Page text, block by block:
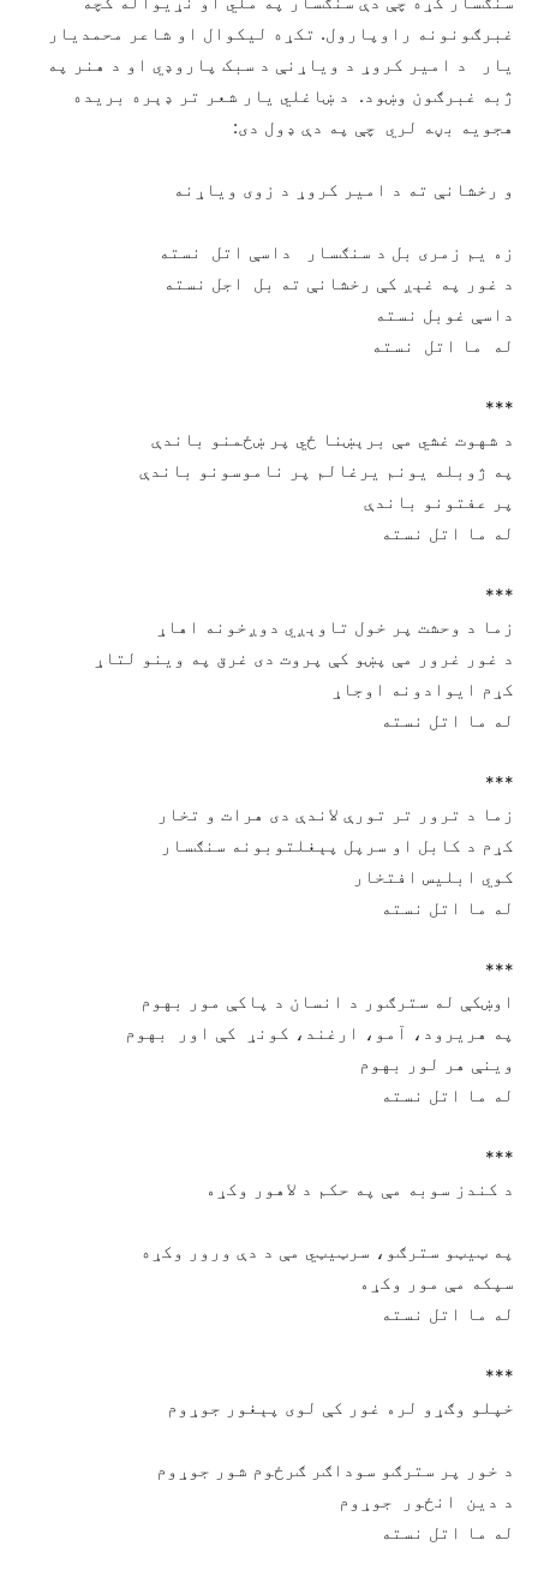
غبرګونونه راوپارول. تکړه ليکوال او شاعر محمديار
يار د امير کروړ د وياړنې د سبک پاروډي او د هنر په
ژبه غبرګون وښود. د ښاغلي يار شعر تر ډېره بريده
هجويه بڼه لري چې په دې ډول دی:
ﻭ ﺭﺧﺸﺎﻧﯥ ﺗﻪ ﺩ ﺍﻣﯿﺮ ﮐﺮﻭړ ﺩ ﺯﻭﯼ ﻭﯾﺎړﻧﻪ
ﺯﻩ ﯾﻢ ﺯﻣﺮﯼ ﺑﻞ ﺩ سنګسار ﺩﺍﺳﯥ ﺍﺗﻞ ﻧﺴﺘﻪ
ﺩ ﻏﻮﺭ ﭘﻪ ﻏﯧږ ﮐﯥ ﺭﺧﺸﺎﻧﯥ ﺗﻪ ﺑﻞ ﺍﺟﻞ ﻧﺴﺘﻪ
ﺩﺍﺳﯥ ﻏﻮﺑﻞ ﻧﺴﺘﻪ
ﻟﻪ ﻣﺎ ﺍﺗﻞ ﻧﺴﺘﻪ
***
ﺩ ﺷﻬﻮﺕ ﻏﺸﻲ ﻣﯥ ﺑﺮېښنا ځي پر ښځمنو باندې
ﭘﻪ ﮊﻭﺑﻠﻪ ﯾﻮﻧﻢ ﯾﺮﻏﺎﻟﻢ ﭘﺮ ﻧﺎﻣﻮﺳﻮﻧﻮ ﺑﺎﻧﺪﯤ
ﭘﺮ ﻋﻔﺘﻮﻧﻮ ﺑﺎﻧﺪﯤ
ﻟﻪ ﻣﺎ ﺍﺗﻞ ﻧﺴﺘﻪ
***
ﺯﻣﺎ ﺩ ﻭﺣﺸﺖ ﭘﺮ ﺧﻮﻝ ﺗﺎﻭﯦږﻱ ﺩﻭږﺧﻮﻧﻪ ﺍﻫﺎړ
ﺩ ﻏﻮﺭ ﻏﺮﻭﺭ ﻣﯥ ﭘښو ﮐﯥ ﭘﺮﻭﺕ ﺩﯼ ﻏﺮﻕ ﭘﻪ ﻭﯾﻨﻮ ﻟﺘﺎړ
ﮐړﻡ ﺍﯾﻮﺍﺩﻭﻧﻪ ﺍﻭﺟﺎړ
ﻟﻪ ﻣﺎ ﺍﺗﻞ ﻧﺴﺘﻪ
***
ﺯﻣﺎ ﺩ ﺗﺮﻭﺭ ﺗﺮ ﺗﻮﺭﯤ ﻻﻧﺪﯤ ﺩﯼ ﻫﺮﺍﺕ ﻭ تخار
ﮐړﻡ ﺩ ﮐﺎﺑﻞ ﺍﻭ ﺳﺮﭘﻞ ﭘﯧﻐﻠﺘﻮﺑﻮﻧﻪ سنګسار
ﮐﻮﻱ ﺍﺑﻠﯿﺲ ﺍﻓﺘﺨﺎﺭ
ﻟﻪ ﻣﺎ ﺍﺗﻞ ﻧﺴﺘﻪ
***
اوښکې ﻟﻪ ﺳﺘﺮګور ﺩ ﺍﻧﺴﺎﻥ ﺩ ﭘﺎﮐﯥ ﻣﻮﺭ ﺑﻬﻮﻡ
ﭘﻪ ﻫﺮﯾﺮﻭﺩ، ﺁﻣﻮ، ﺍﺭﻏﻨﺪ، ﮐﻮﻧړ ﮐﯥ ﺍﻭﺭ بهوم
ﻭﯾﻨﯥ ﻫﺮ ﻟﻮﺭ ﺑﻬﻮﻡ
ﻟﻪ ﻣﺎ ﺍﺗﻞ ﻧﺴﺘﻪ
***
ﺩ ﮐﻨﺪﺯ ﺳﻮﺑﻪ ﻣﯥ ﭘﻪ ﺣﮑﻢ ﺩ ﻻﻫﻮﺭ ﻭﮐړﻩ
په ټيټو سترګو، سرټيټي مې د دې ورور وکړه
ﺳﭙﮑﻪ ﻣﯥ ﻣﻮﺭ ﻭﮐړﻩ
ﻟﻪ ﻣﺎ ﺍﺗﻞ ﻧﺴﺘﻪ
***
ﺧﭙﻠﻮ ﻭګړﻭ ﻟﺮﻩ ﻏﻮﺭ ﮐﯥ ﻟﻮﯼ ﭘﯧﻐﻮﺭ ﺟﻮړﻭﻡ
د خور پر سترګو سوداګر ګرځوم شور جوړوم
ﺩ ﺩﯾﻦ ﺍنځور ﺟﻮړﻭﻡ
ﻟﻪ ﻣﺎ ﺍﺗﻞ ﻧﺴﺘﻪ